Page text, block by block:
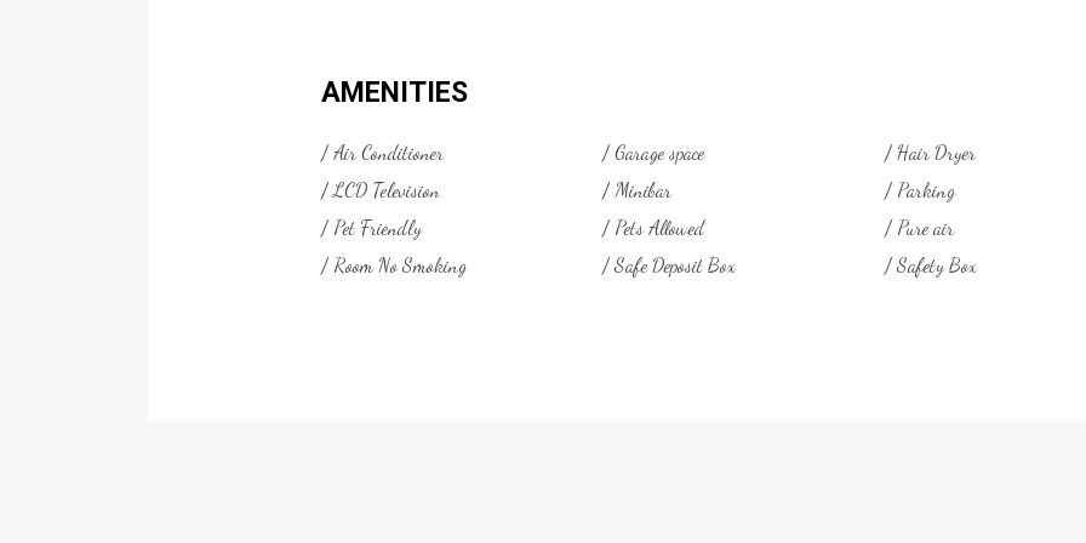
AMENITIES
Air Conditioner Garage space
Hair Dryer
LCD Television
Minibar
Parking
Pet Friendly
Pets Allowed
Pure air
Room No Smoking
Safe Deposit Box Safety Box